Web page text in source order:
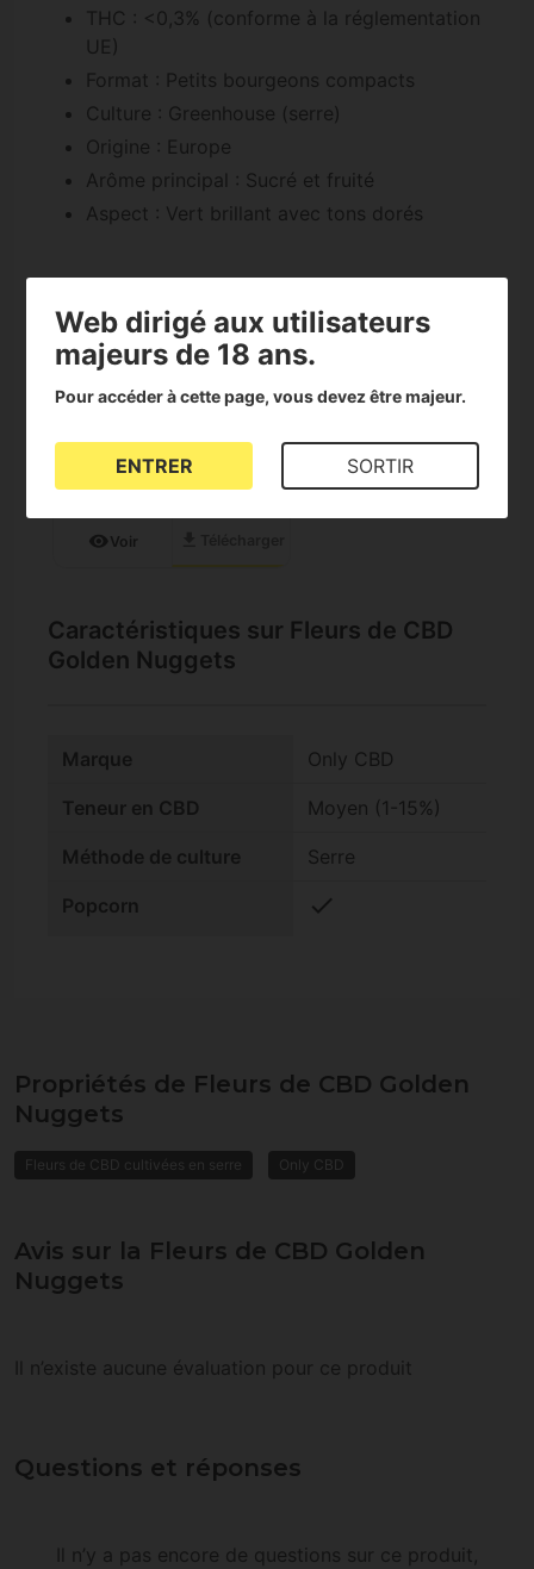
THC : <0,3% (conforme à la réglementation
UE)
Format : Petits bourgeons compacts
Culture : Greenhouse (serre)
Origine : Europe
Arôme principal : Sucré et fruité
Aspect : Vert brillant avec tons dorés
PDF
GOLDENNUGGETS.pdf
visibility Voir
Caractéristiques sur Fleurs de CBD
Golden Nuggets
Marque Only CBD
Teneur en CBD Moyen (1-15%)
Méthode de culture Serre
Popcorn check
Propriétés de Fleurs de CBD Golden
Nuggets
Fleurs de CBD cultivées en serre Only CBD
Avis sur la Fleurs de CBD Golden
Nuggets
Il n’existe aucune évaluation pour ce produit
Questions et réponses
Il n’y a pas encore de questions sur ce produit,
Web dirigé aux utilisateurs
majeurs de 18 ans.
Pour accéder à cette page, vous devez être majeur.
ENTRER SORTIR